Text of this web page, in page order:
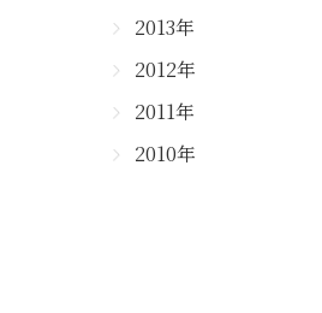
2013年
2012年
2011年
2010年